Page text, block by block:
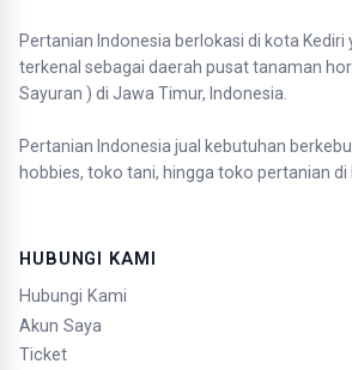
Pertanian Indonesia berlokasi di kota Kediri
terkenal sebagai daerah pusat tanaman
Sayuran ) di Jawa Timur, Indonesia.
Pertanian Indonesia jual kebutuhan
hobbies, toko tani, hingga toko pertanian di
HUBUNGI KAMI
Hubungi Kami
Akun Saya
Ticket